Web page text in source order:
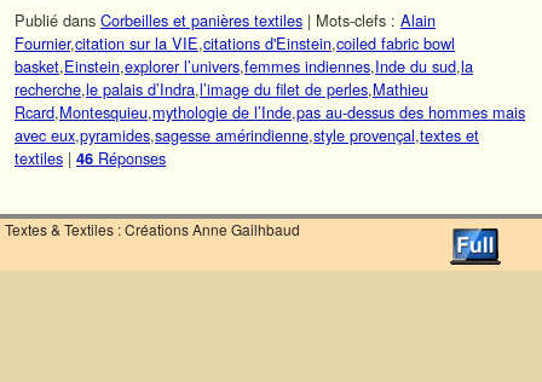
Publié dans Corbeilles et panières textiles | Mots-clefs : Alain
Fournier,citation sur la VIE,citations d'Einstein,coiled fabric bowl
basket,Einstein,explorer l’univers,femmes indiennes,Inde du sud,la
recherche,le palais d’Indra,l’image du filet de perles,Mathieu
Rcard,Montesquieu,mythologie de l’Inde,pas au-dessus des hommes mais
avec eux,pyramides,sagesse amérindienne,style provençal,textes et
textiles | 46 Réponses
Textes & Textiles : Créations Anne Gailhbaud